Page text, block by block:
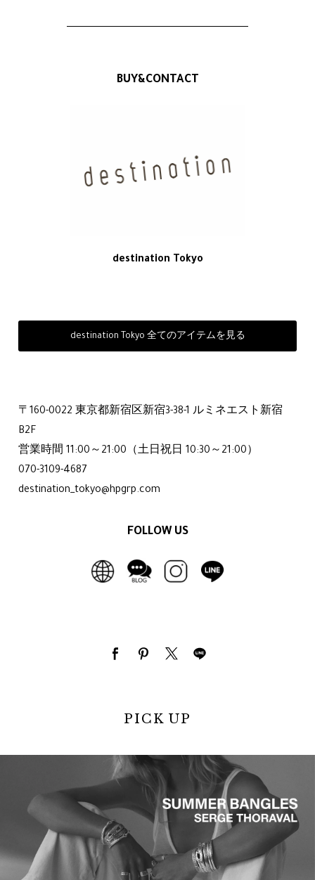
BUY&CONTACT
destination Tokyo
destination Tokyo 全てのアイテムを見る
〒160-0022 東京都新宿区新宿3-38-1 ルミネエスト新宿
B2F
営業時間 11:00～21:00（土日祝日 10:30～21:00）
070-3109-4687
destination_tokyo@hpgrp.com
FOLLOW US
PICK UP